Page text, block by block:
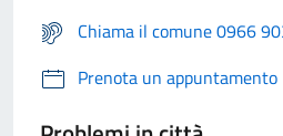
Chiama il comune 0966
Prenota un appuntamento